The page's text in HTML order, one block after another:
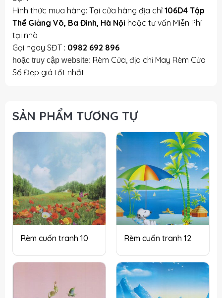
Hình thức mua hàng: Tại cửa hàng địa chỉ 106D4 Tập
Thể Giảng Võ, Ba Đình, Hà Nội hoặc tư vấn Miễn Phí
tại nhà
Gọi ngay SĐT : 0982 692 896
hoặc truy cập website: Rèm Cửa, địa chỉ May Rèm Cửa
Sổ Đẹp giá tốt nhất
SẢN PHẨM TƯƠNG TỰ
Rèm cuốn tranh 10 Rèm cuốn tranh 12